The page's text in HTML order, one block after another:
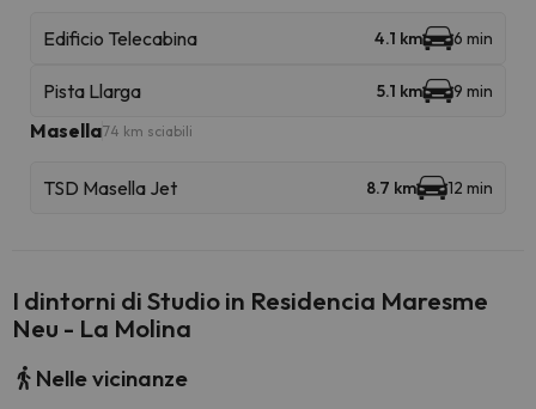
Edificio Telecabina 4.1 km 6 min
Pista Llarga 5.1 km 9 min
Masella74 km sciabili
TSD Masella Jet 8.7 km 12 min
I dintorni di Studio in Residencia Maresme
Neu - La Molina
Nelle vicinanze